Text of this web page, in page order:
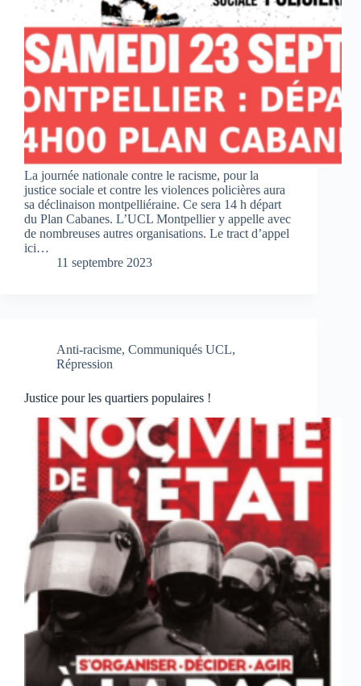
La journée nationale contre le racisme, pour la
justice sociale et contre les violences policières aura
sa déclinaison montpelliéraine. Ce sera 14 h départ
du Plan Cabanes. L’UCL Montpellier y appelle avec
de nombreuses autres organisations. Le tract d’appel
ici…
11 septembre 2023
Anti-racisme, Communiqués UCL,
Répression
Justice pour les quartiers populaires !